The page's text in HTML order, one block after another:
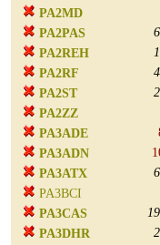
PA2MD
PA2PAS
PA2REH
PA2RF
PA2ST
PA2ZZ
PA3ADE
PA3ADN
PA3ATX
PA3BCI
PA3CAS
PA3DHR